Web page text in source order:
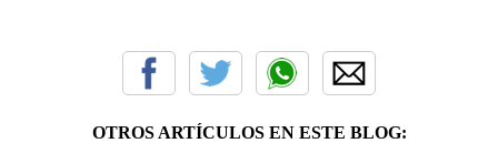
OTROS ARTÍCULOS EN ESTE BLOG: